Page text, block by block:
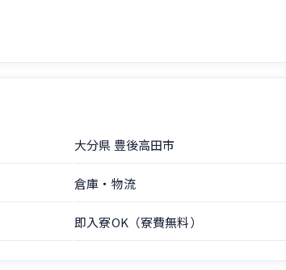
大分県 豊後高田市
倉庫・物流
即入寮OK（寮費無料）